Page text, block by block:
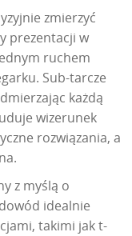
zmierzyć
prezentacji w
ruchem
Sub-tarcze
każdą
wizerunek
rozwiązania, a
z myślą o
idealnie
takimi jak t-